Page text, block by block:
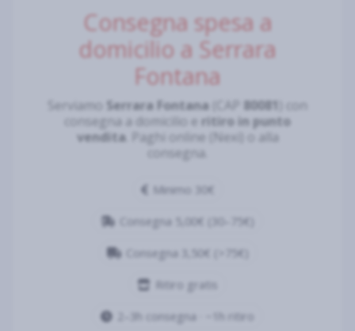
Consegna spesa a
domicilio a Serrara
Fontana
Serviamo Serrara Fontana 80081
consegna a domicilio e ritiro in punto
vendita. Paghi online (Nexi) o alla
consegna.
Minimo 30€
Consegna 5,00€ (30–75€)
Consegna 3,50€ (>75€)
Ritiro gratis
2–3h consegna · ~1h ritiro